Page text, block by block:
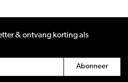
& ontvang korting als
Abonneer